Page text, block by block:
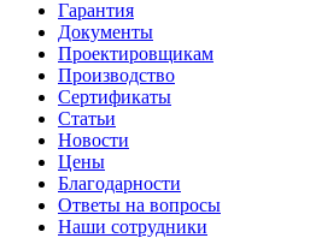
Гарантия
Документы
Проектировщикам
Производство
Сертификаты
Статьи
Новости
Цены
Благодарности
Ответы на вопросы
Наши сотрудники